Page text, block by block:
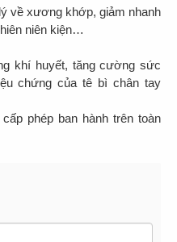
về xương khớp, giảm nhanh
niên kiện…
khí huyết, tăng cường sức
chứng của tê bì chân tay
phép ban hành trên toàn